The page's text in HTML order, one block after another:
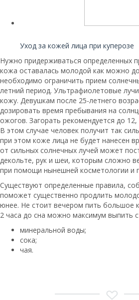
Уход за кожей лица при куперозе
Нужно придерживаться определенных
кожа оставалась молодой как можно
необходимо ограничить прием
летний период. Ультрафиолетовые
кожу. Девушкам после 25-летнего
дозировать время пребывания на
ожогов. Загорать рекомендуется до
В этом случае человек получит так
при этом коже лица не будет нанесен
от сильных солнечных лучей может
декольте, рук и шеи, которым сложно
при помощи нынешней косметологии и
Существуют определенные правила,
поможет существенно продлить
юнее. Не стоит вечером пить большое
2 часа до сна можно максимум выпить
минеральной воды;
сока;
чая.